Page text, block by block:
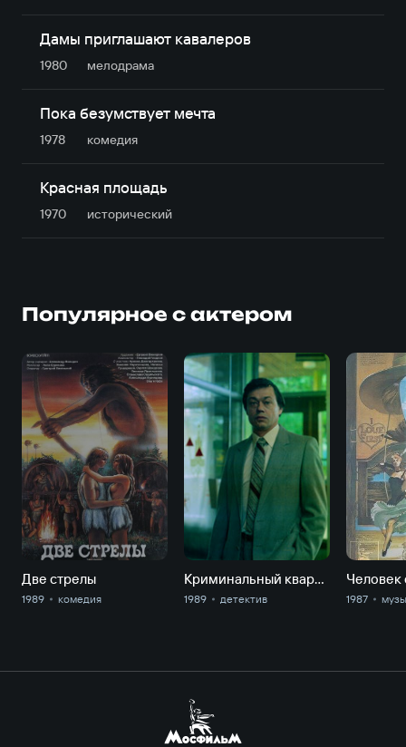
Дамы приглашают кавалеров
1980 мелодрама
Пока безумствует мечта
1978 комедия
Красная площадь
1970 исторический
Популярное с актером
Две стрелы
1989 комедия
Криминальный квартет
1989 детектив 1987